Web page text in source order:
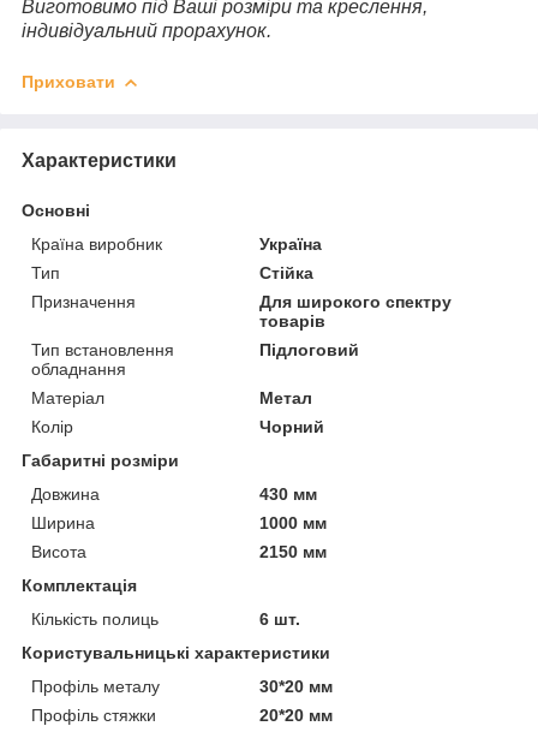
Виготовимо під Ваші розміри та креслення,
індивідуальний прорахунок.
Приховати
Характеристики
Основні
Країна виробник
Україна
Тип
Стійка
Призначення
Для широкого спектру
товарів
Тип встановлення
обладнання
Підлоговий
Матеріал
Метал
Колір
Чорний
Габаритні розміри
Довжина
430 мм
Ширина
1000 мм
Висота
2150 мм
Комплектація
Кількість полиць
6 шт.
Користувальницькі характеристики
Профіль металу
30*20 мм
Профіль стяжки
20*20 мм